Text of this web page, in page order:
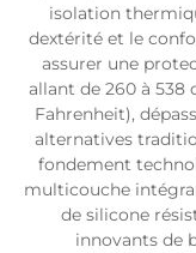
isolation
dextérité et le
assurer une
allant de 260 à 538
Fahrenheit),
alternatives
fondement
multicouche
de silicone
innovants de